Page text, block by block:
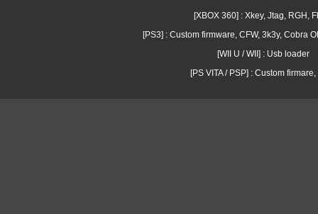
[XBOX 360] : Xkey, Jtag, RGH,
[PS3] : Custom firmware, CFW, 3k3y, Cobra
[WII U / WII] : Usb loader
[PS VITA / PSP] : Custom firmare,